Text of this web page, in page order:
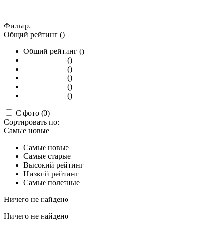
Фильтр:
Общий рейтинг ()
Общий рейтинг ()
()
()
()
()
()
С фото (0)
Сортировать по:
Самые новые
Самые новые
Самые старые
Высокий рейтинг
Низкий рейтинг
Самые полезные
Ничего не найдено
Ничего не найдено